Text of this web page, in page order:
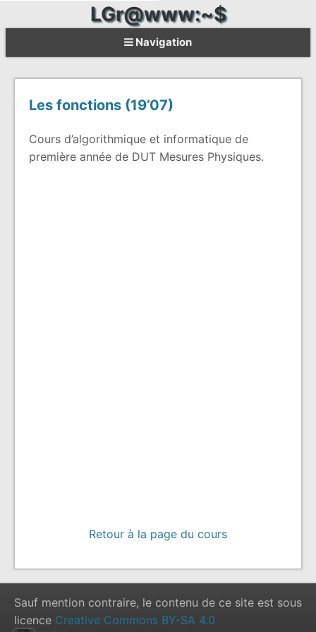
LGr@www:~$
Navigation
Les fonctions (19’07)
Cours d’algorithmique et informatique de
première année de DUT Mesures Physiques.
Retour à la page du cours
Sauf mention contraire, le contenu de ce site est sous
licence Creative Commons BY-SA 4.0